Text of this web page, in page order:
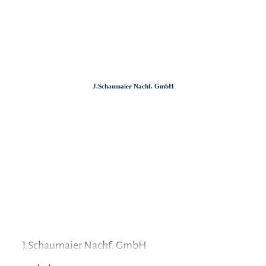
J.Schaumaier Nachf. GmbH
J.Schaumaier Nachf. GmbH